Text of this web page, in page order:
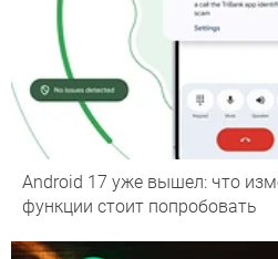
Android 17 уже вышел: что
функции стоит попробовать